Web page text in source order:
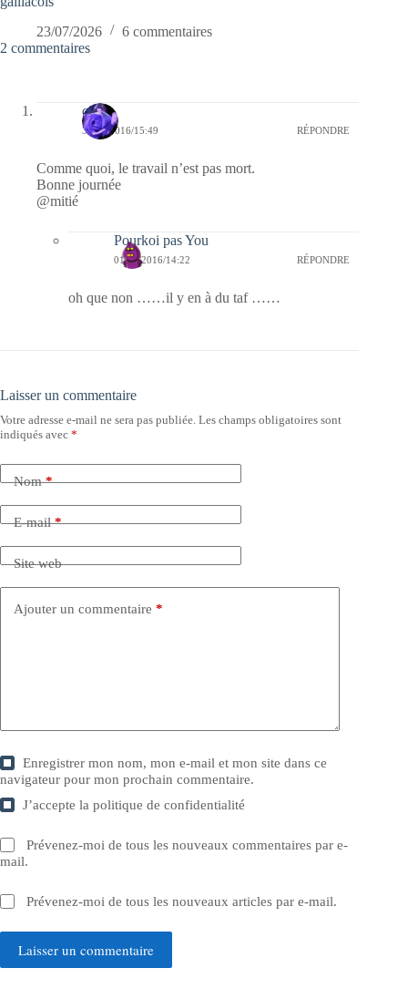
23/07/2026
6 commentaires
2 commentaires
covix
31/10/2016/15:49 RÉPONDRE
Comme quoi, le travail n’est pas mort.
Bonne journée
@mitié
Pourkoi pas You
01/11/2016/14:22 RÉPONDRE
oh que non ……il y en à du taf ……
Laisser un commentaire
Votre adresse e-mail ne sera pas publiée. Les champs obligatoires sont
indiqués avec *
Nom*
E-mail*
Site web
Ajouter un commentaire *
Enregistrer mon nom, mon e-mail et mon site dans ce
navigateur pour mon prochain commentaire.
J’accepte lapolitique de confidentialité
Prévenez-moi de tous les nouveaux commentaires par e-
mail.
Prévenez-moi de tous les nouveaux articles par e-mail.
Laisser un commentaire